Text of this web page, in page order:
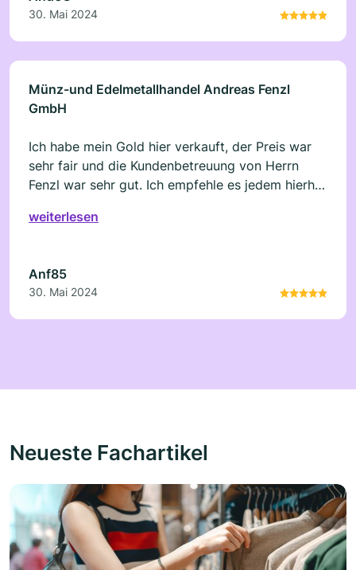
30. Mai 2024
Münz-und Edelmetallhandel Andreas Fenzl
GmbH
Ich habe mein Gold hier verkauft, der Preis war
sehr fair und die Kundenbetreuung von Herrn
Fenzl war sehr gut. Ich empfehle es jedem hierher
weiterlesen
Anf85
30. Mai 2024
Neueste Fachartikel